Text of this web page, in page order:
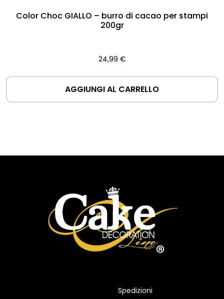
Color Choc GIALLO – burro di cacao per stampi
200gr
24,99 €
AGGIUNGI AL CARRELLO
Spedizioni